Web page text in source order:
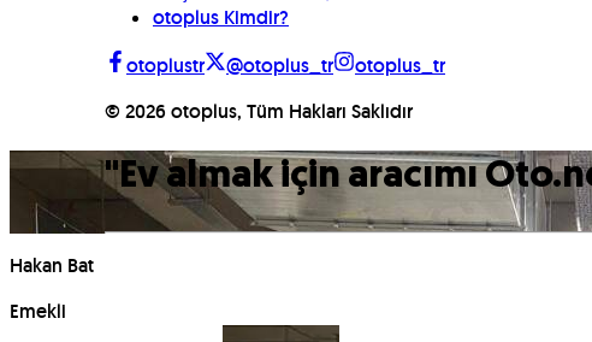
otoplus Kimdir?
otoplustr
@otoplus_tr
otoplus_tr
© 2026 otoplus, Tüm Hakları Saklıdır
"Ev almak için aracımı
Hakan Bat
Emekli